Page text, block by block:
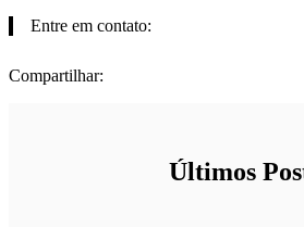
Entre em contato:
Compartilhar:
Últimos